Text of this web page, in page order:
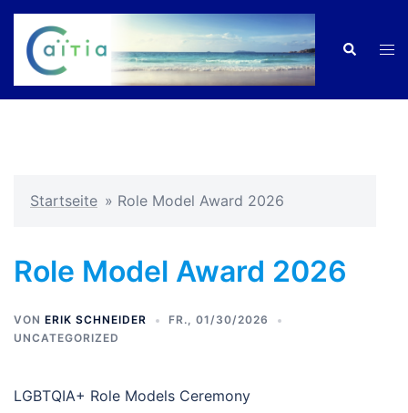
Zum
Inhalt
springen
Suche
Startseite » Role Model Award 2026
Role Model Award 2026
VON ERIK SCHNEIDER
FR., 01/30/2026
UNCATEGORIZED
LGBTQIA+ Role Models Ceremony